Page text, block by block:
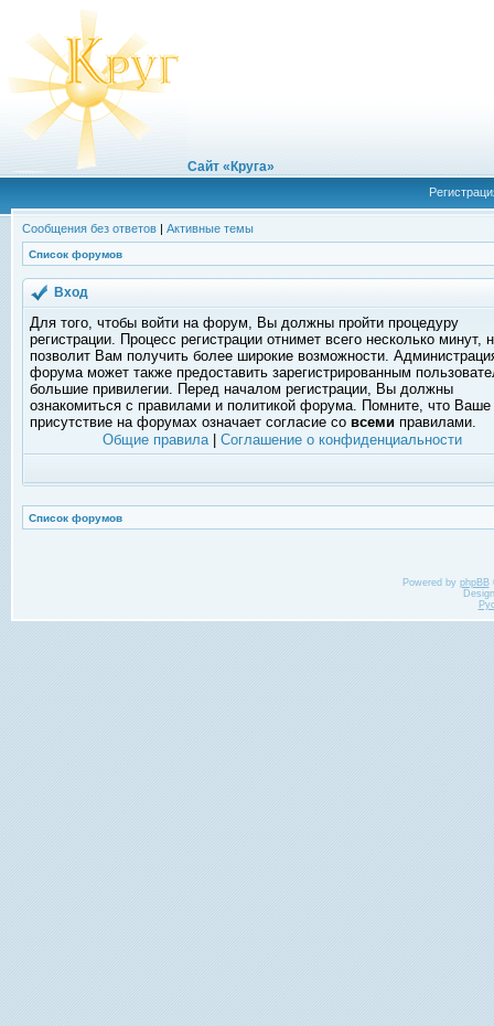
Сайт «Круга»
Сообщения без ответов | Активные темы
Список форумов
Вход
Для того, чтобы войти на форум, Вы должны пройти процедуру
регистрации. Процесс регистрации отнимет всего несколько минут,
позволит Вам получить более широкие возможности.
форума может также предоставить зарегистрированным
большие привилегии. Перед началом регистрации, Вы должны
ознакомиться с правилами и политикой форума. Помните, что Ваше
присутствие на форумах означает согласие со всеми правилами.
Общие правила| Соглашение о конфиденциальности
Список форумов
Powered by phpBB